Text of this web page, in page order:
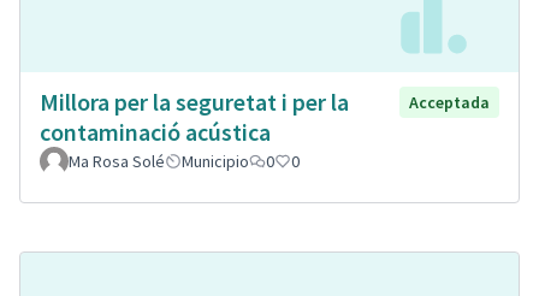
Millora per la seguretat i per la
contaminació acústica
Acceptada
Ma Rosa Solé Municipio 0 0